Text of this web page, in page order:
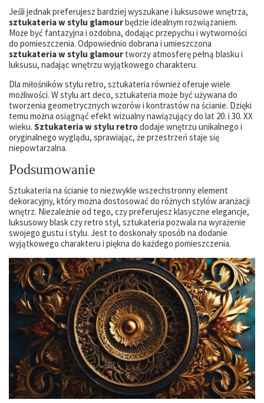
Jeśli jednak preferujesz bardziej wyszukane i luksusowe wnętrza,
sztukateria w stylu glamourbędzie idealnym rozwiązaniem.
Może być fantazyjna i ozdobna, dodając przepychu i wytworności
do pomieszczenia. Odpowiednio dobrana i umieszczona
sztukateria w stylu glamour tworzy atmosferę pełną blasku i
luksusu, nadając wnętrzu wyjątkowego charakteru.
Dla miłośników stylu retro, sztukateria również oferuje wiele
możliwości. W stylu art deco, sztukateria może być używana do
tworzenia geometrycznych wzorów i kontrastów na ścianie. Dzięki
temu można osiągnąć efekt wizualny nawiązujący do lat 20. i 30. XX
wieku. Sztukateria w stylu retrododaje wnętrzu unikalnego i
oryginalnego wyglądu, sprawiając, że przestrzeń staje się
niepowtarzalna.
Podsumowanie
Sztukateria na ścianie to niezwykle wszechstronny element
dekoracyjny, który można dostosować do różnych stylów aranżacji
wnętrz. Niezależnie od tego, czy preferujesz klasyczne elegancje,
luksusowy blask czy retro styl, sztukateria pozwala na wyrażenie
swojego gustu i stylu. Jest to doskonały sposób na dodanie
wyjątkowego charakteru i piękna do każdego pomieszczenia.